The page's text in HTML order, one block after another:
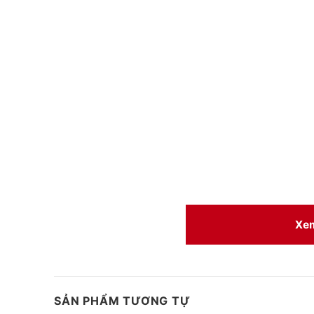
SẢN PHẨM TƯƠNG TỰ